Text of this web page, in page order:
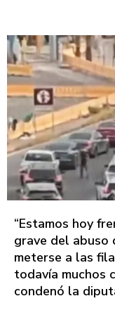
“Estamos hoy
grave del abuso
meterse a las
todavía muchos
condenó la